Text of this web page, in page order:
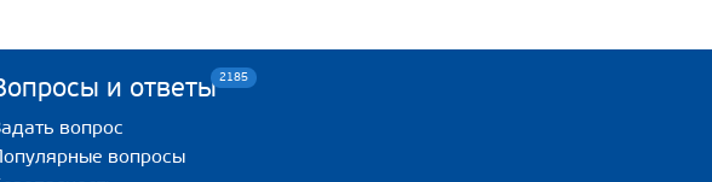
и ответы2185
вопрос
вопросы